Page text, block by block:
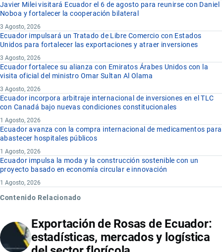
Javier Milei visitará Ecuador el 6 de agosto para reunirse con Daniel
Noboa y fortalecer la cooperación bilateral
3 Agosto, 2026
Ecuador impulsará un Tratado de Libre Comercio con Estados
Unidos para fortalecer las exportaciones y atraer inversiones
3 Agosto, 2026
Ecuador fortalece su alianza con Emiratos Árabes Unidos con la
visita oficial del ministro Omar Sultan Al Olama
3 Agosto, 2026
Ecuador incorpora arbitraje internacional de inversiones en el TLC
con Canadá bajo nuevas condiciones constitucionales
1 Agosto, 2026
Ecuador avanza con la compra internacional de medicamentos para
abastecer hospitales públicos
1 Agosto, 2026
Ecuador impulsa la moda y la construcción sostenible con un
proyecto basado en economía circular e innovación
1 Agosto, 2026
Contenido Relacionado
Exportación de Rosas de Ecuador:
estadísticas, mercados y logística